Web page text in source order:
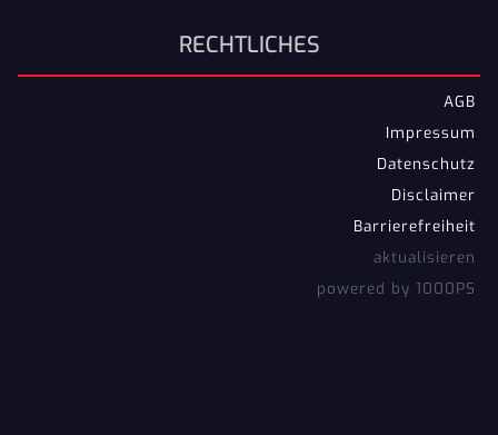
RECHTLICHES
AGB
Impressum
Datenschutz
Disclaimer
Barrierefreiheit
aktualisieren
powered by 1000PS